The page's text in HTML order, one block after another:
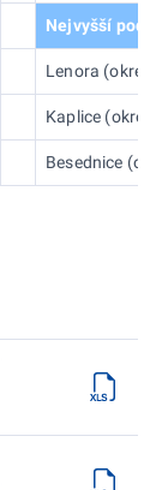
Nejvyšší podíl
Lenora (okres
Kaplice (okres
Besednice